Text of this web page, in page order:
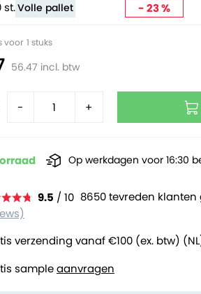
- +
voor 1 stuks
56.47 incl. btw
9.5 / 10 8650 tevreden
verzending vanaf €100 (ex. btw)
sampleaanvragen
st.Volle pallet - 23 %
Op werkdagen voor 16:30